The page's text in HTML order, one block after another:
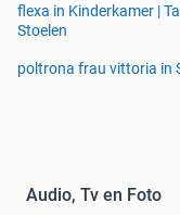
flexa in Kinderkamer |
Stoelen
poltrona frau vittoria in
Audio, Tv en Foto